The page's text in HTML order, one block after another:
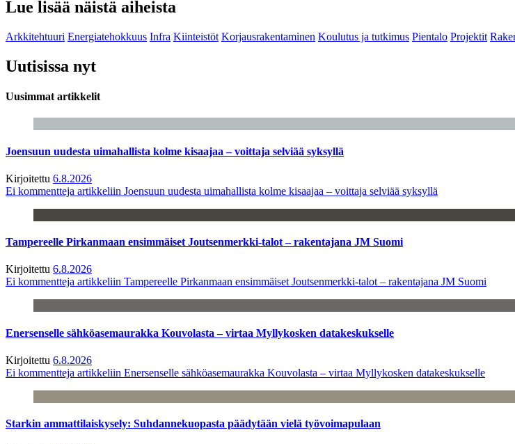
Lue lisää näistä aiheista
Arkkitehtuuri Energiatehokkuus Infra Kiinteistöt Korjausrakentaminen Koulutus ja tutkimus Pientalo Projektit
Uutisissa nyt
Uusimmat artikkelit
Joensuun uudesta uimahallista kolme kisaajaa – voittaja selviää syksyllä
Kirjoitettu 6.8.2026
Ei kommentteja artikkeliin Joensuun uudesta uimahallista kolme kisaajaa – voittaja selviää syksyllä
Tampereelle Pirkanmaan ensimmäiset Joutsenmerkki-talot – rakentajana JM Suomi
Kirjoitettu 6.8.2026
Ei kommentteja artikkeliin Tampereelle Pirkanmaan ensimmäiset Joutsenmerkki-talot – rakentajana JM Suomi
Enersenselle sähköasemaurakka Kouvolasta – virtaa Myllykosken datakeskukselle
Kirjoitettu 6.8.2026
Ei kommentteja artikkeliin Enersenselle sähköasemaurakka Kouvolasta – virtaa Myllykosken datakeskukselle
Starkin ammattilaiskysely: Suhdannekuopasta päädytään vielä työvoimapulaan